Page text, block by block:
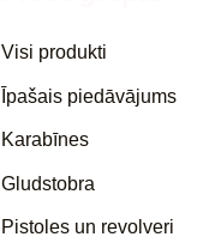
Visi produkti
Īpašais piedāvājums
Karabīnes
Gludstobra
Pistoles un revolveri